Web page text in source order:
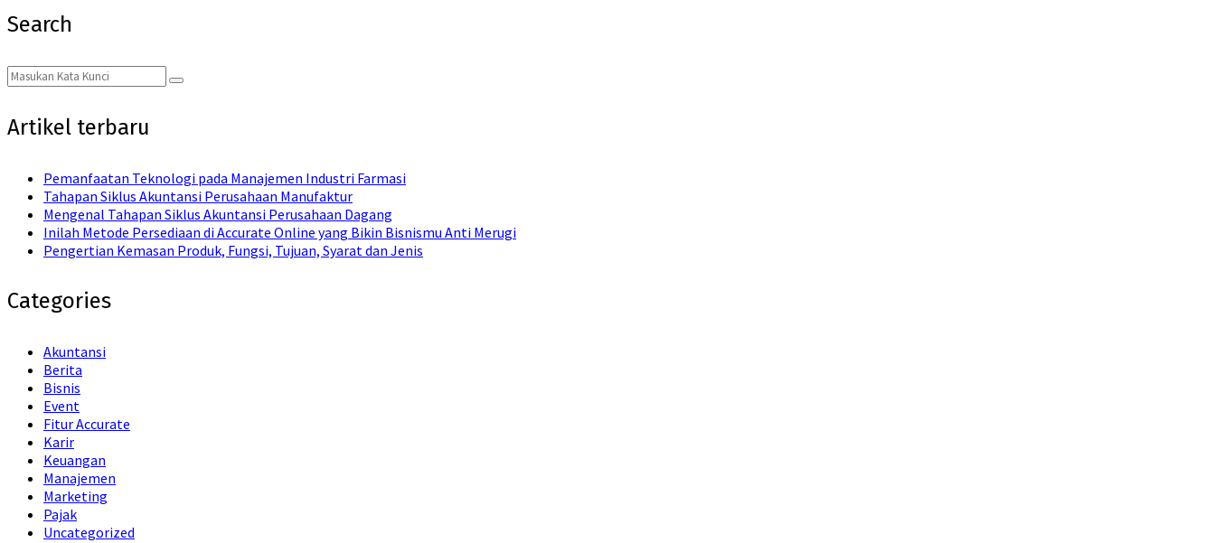
Search
Search
for:
Search
Artikel terbaru
Pemanfaatan Teknologi pada Manajemen Industri Farmasi
Tahapan Siklus Akuntansi Perusahaan Manufaktur
Mengenal Tahapan Siklus Akuntansi Perusahaan Dagang
Inilah Metode Persediaan di Accurate Online yang Bikin Bisnismu Anti Merugi
Pengertian Kemasan Produk, Fungsi, Tujuan, Syarat dan Jenis
Categories
Akuntansi
Berita
Bisnis
Event
Fitur Accurate
Karir
Keuangan
Manajemen
Marketing
Pajak
Uncategorized